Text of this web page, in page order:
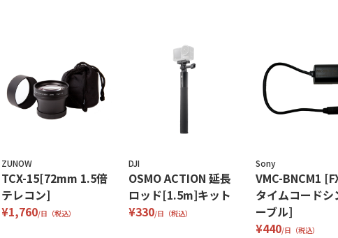
ZUNOW
TCX-15[72mm 1.5倍
テレコン]
¥1,760/日（税込）
DJI
OSMO ACTION 延長
ロッド[1.5m]キット
¥330/日（税込）
Sony
VMC-BNCM1
タイムコードシ
ーブル]
¥440/日（税込）